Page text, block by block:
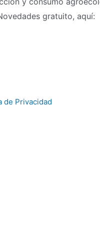
gratuito, aquí:
de Privacidad